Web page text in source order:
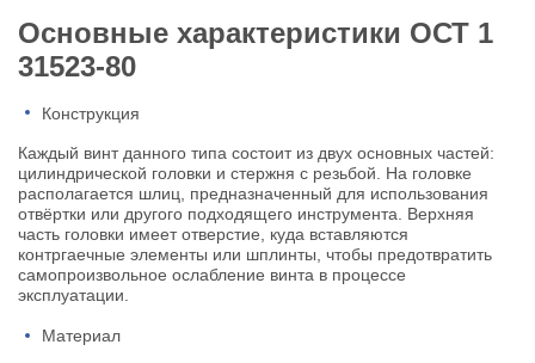
Основные характеристики ОСТ 1
31523-80
Конструкция
Каждый винт данного типа состоит из двух основных частей:
цилиндрической головки и стержня с резьбой. На головке
располагается шлиц, предназначенный для использования
отвёртки или другого подходящего инструмента. Верхняя
часть головки имеет отверстие, куда вставляются
контргаечные элементы или шплинты, чтобы предотвратить
самопроизвольное ослабление винта в процессе
эксплуатации.
Материал